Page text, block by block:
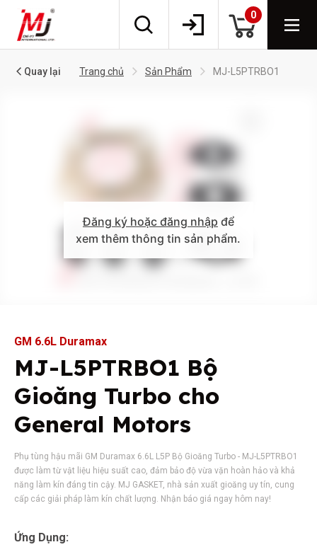
0
Quay lại Trang chủ Sản Phẩm MJ-L5PTRBO1
Đăng ký hoặc đăng nhập để
xem thêm thông tin sản phẩm.
GM 6.6L Duramax
MJ-L5PTRBO1 Bộ
Gioăng Turbo cho
General Motors
Phụ tùng hậu mãi GM Duramax 6.6L L5P Bộ Gioăng Turbo - MJ-L5PTRBO1
được làm từ vật liệu hiệu suất cao, đảm bảo độ vừa vặn hoàn hảo và khả
năng làm kín đáng tin cậy. MJ GASKET, nhà sản xuất gioăng uy tín, cung
cấp các giải pháp làm kín chất lượng. Nhận báo giá ngay hôm nay!
Ứng Dụng: